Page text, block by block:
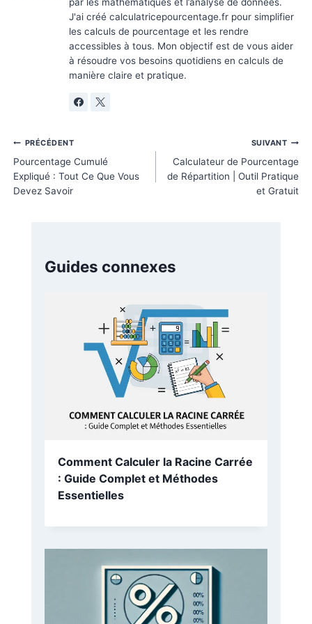
Oui, il est polyvalent et fonctionne pour tous les
matchs ou jeux.
Est-il gratuit ?
Absolument, notre calculateur est totalement
3.Est-ce adapté aux débutants ?
Conclusion
calculateur de pourcentage de victoires
vos performances de manière claire et pratique.
simple outil, c’est une véritable aide pour atteindre
objectifs et exceller dans vos passions. Essayez-le
maintenant et découvrez comment il peut
manière d’évaluer vos résultats !
Marc
Je m'appelle Marc Johnson, et je suis
par les mathématiques et l’analyse de
J'ai créé calculatricepourcentage.fr
les calculs de pourcentage et les rendre
accessibles à tous. Mon objectif est de